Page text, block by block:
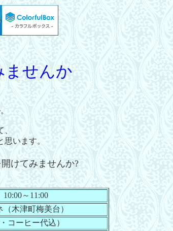
ませんか
います。
けてみませんか?
～11:00
木津町梅美台）
コーヒー代込）